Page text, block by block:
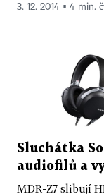
3. 12. 2014 ▪ 4 min.
Sluchátka
audiofilů a
MDR-Z7 slibují